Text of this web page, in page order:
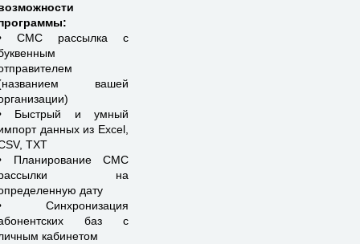
СМС рассылка с
вашей
Быстрый и умный
данных из Excel,
TXT
Планирование СМС
на
дату
Синхронизация
баз с
кабинетом